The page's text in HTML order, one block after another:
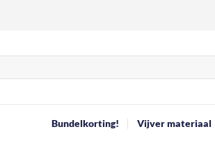
Bundelkorting! Vijver materiaal